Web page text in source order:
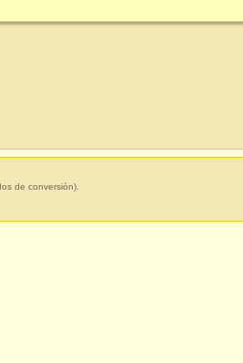
de conversión).